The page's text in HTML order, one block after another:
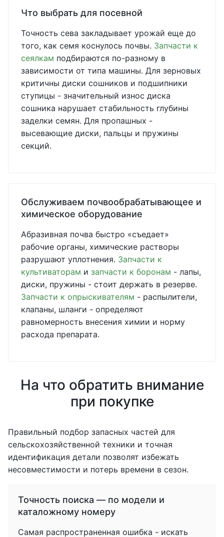
Что выбрать для посевной
Точность сева закладывает урожай еще до
того, как семя коснулось почвы. Запчасти к
сеялкам подбираются по-разному в
зависимости от типа машины. Для зерновых
критичны диски сошников и подшипники
ступицы - значительный износ диска
сошника нарушает стабильность глубины
заделки семян. Для пропашных -
высевающие диски, пальцы и пружины
секций.
Обслуживаем почвообрабатывающее и
химическое оборудование
Абразивная почва быстро «съедает»
рабочие органы, химические растворы
разрушают уплотнения. Запчасти к
культиваторам и запчасти к боронам - лапы,
диски, пружины - стоит держать в резерве.
Запчасти к опрыскивателям - распылители,
клапаны, шланги - определяют
равномерность внесения химии и норму
расхода препарата.
На что обратить внимание
при покупке
Правильный подбор запасных частей для
сельскохозяйственной техники и точная
идентификация детали позволят избежать
несовместимости и потерь времени в сезон.
Точность поиска — по модели и
каталожному номеру
Самая распространенная ошибка - искать